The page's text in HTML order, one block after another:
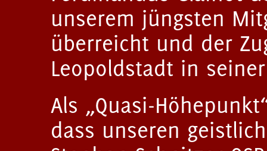
unserem jüngsten
überreicht und der
Leopoldstadt in
Als „Quasi-
dass unseren